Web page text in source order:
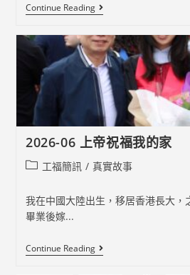
Continue Reading2026-
07
抗
拒
到
相
信》
最
大
的
祝
福
2026-06 上帝祝福我的家
Post工福簡訊 / 真實故事
我在中國大陸出生，移居香港長大，
畢業後嫁...
Continue Reading2026-
06